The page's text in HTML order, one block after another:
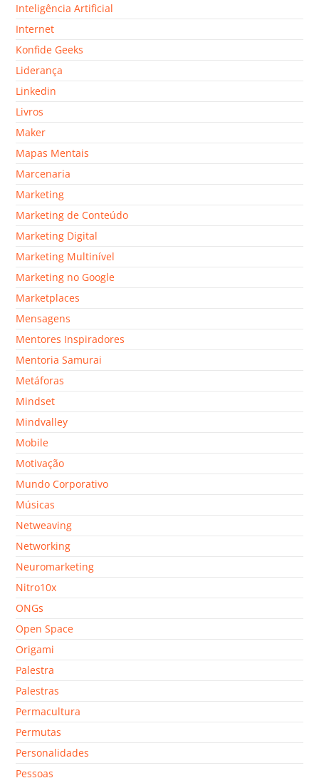
Inteligência Artificial
Internet
Konfide Geeks
Liderança
Linkedin
Livros
Maker
Mapas Mentais
Marcenaria
Marketing
Marketing de Conteúdo
Marketing Digital
Marketing Multinível
Marketing no Google
Marketplaces
Mensagens
Mentores Inspiradores
Mentoria Samurai
Metáforas
Mindset
Mindvalley
Mobile
Motivação
Mundo Corporativo
Músicas
Netweaving
Networking
Neuromarketing
Nitro10x
ONGs
Open Space
Origami
Palestra
Palestras
Permacultura
Permutas
Personalidades
Pessoas